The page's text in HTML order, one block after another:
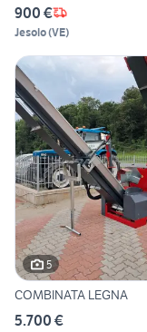
900 €
Jesolo(VE)
5
COMBINATA LEGNA
5.700 €